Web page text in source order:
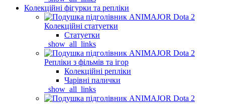
Колекційні фігурки та репліки
Колекційні статуетки
Статуетки
_show_all_links
Репліки з фільмів та ігор
Колекційні репліки
Чарівні палички
_show_all_links